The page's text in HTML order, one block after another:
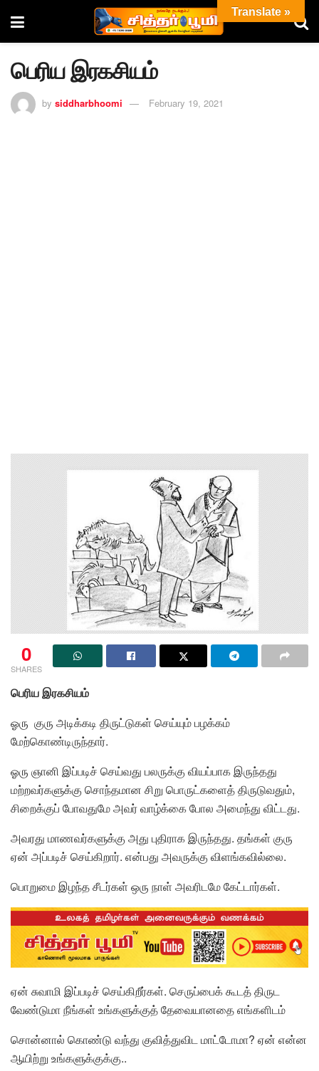
பெரிய இரகசியம்
by siddharbhoomi February 19, 2021
0
SHARES
பெரிய இரகசியம்
ஓரு குரு அடிக்கடி திருட்டுகள் செய்யும் பழக்கம்
மேற்கொண்டிருந்தார்.
ஓரு ஞானி இப்படிச் செய்வது பலருக்கு வியப்பாக இருந்தது
மற்றவர்களுக்கு சொந்தமான சிறு பொருட்களைத் திருடுவதும்,
சிறைக்குப் போவதுமே அவர் வாழ்க்கை போல அமைந்து விட்டது.
அவரது மாணவர்களுக்கு அது புதிராக இருந்தது. தங்கள் குரு
ஏன் அப்படிச் செய்கிறார். என்பது அவருக்கு விளங்கவில்லை.
பொறுமை இழந்த சீடர்கள் ஒரு நாள் அவரிடமே கேட்டார்கள்.
ஏன் சுவாமி இப்படிச் செய்கிறீர்கள். செருப்பைக் கூடத் திருட
வேண்டுமா நீங்கள் உங்களுக்குத் தேவையானதை எங்களிடம்
சொன்னால் கொண்டு வந்து குவித்துவிட மாட்டோமா? ஏன் என்ன
ஆயிற்று உங்களுக்குக்கு..
Translate »